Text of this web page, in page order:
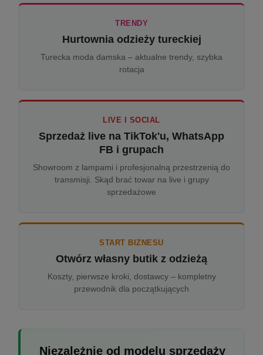
TRENDY
Hurtownia odzieży tureckiej
Turecka moda damska – aktualne trendy, szybka
rotacja
LIVE I SOCIAL
Sprzedaż live na TikTok'u, WhatsApp
FB i grupach
Showroom z lampami i profesjonalną przestrzenią do
transmisji. Skąd brać towar na live i grupy
sprzedażowe
START BIZNESU
Otwórz własny butik z odzieżą
Koszty, pierwsze kroki, dostawcy – kompletny
przewodnik dla początkujących
Niezależnie od modelu sprzedaży